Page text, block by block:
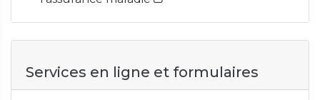
Services en ligne et formulaires